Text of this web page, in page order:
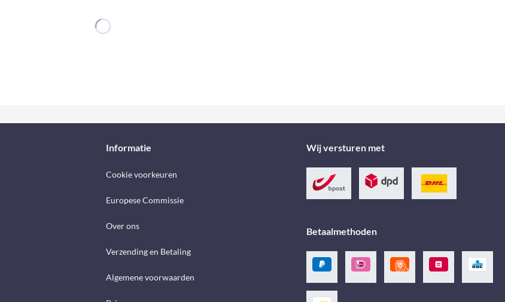
Informatie
Cookie voorkeuren
Europese Commissie
Over ons
Verzending en Betaling
Algemene voorwaarden
Wij versturen met
Betaalmethoden